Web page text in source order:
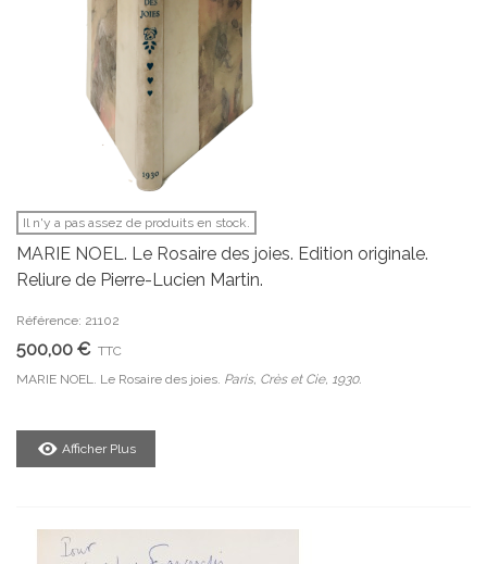
Il n'y a pas assez de produits en stock.
MARIE NOEL. Le Rosaire des joies. Edition originale.
Reliure de Pierre-Lucien Martin.
Référence: 21102
500,00 € TTC
MARIE NOEL. Le Rosaire des joies. Paris, Crès et Cie, 1930.
Afficher Plus